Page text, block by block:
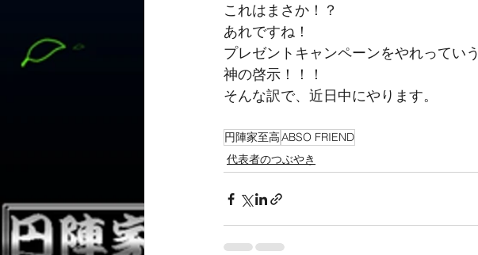
これはまさか！？
あれですね！
プレゼントキャンペーンをやれっていう
神の啓示！！！
そんな訳で、近日中にやります。
円陣家至高ABSO FRIEND
代表者のつぶやき